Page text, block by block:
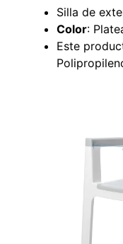
Silla de
Color:
Este
Pasto sintético
Importado USA: